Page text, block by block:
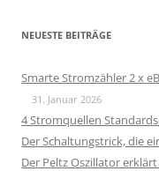
NEUESTE BEITRÄGE
Smarte Stromzähler 2 x
31. Januar 2026
4 Stromquellen
Der Schaltungstrick, die
Der Peltz Oszillator